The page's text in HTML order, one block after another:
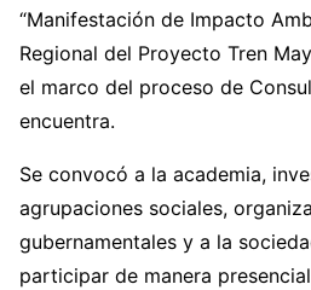
“Manifestación de Impacto
Regional del Proyecto Tren
el marco del proceso de
encuentra.
Se convocó a la academia,
agrupaciones sociales,
gubernamentales y a la
participar de manera